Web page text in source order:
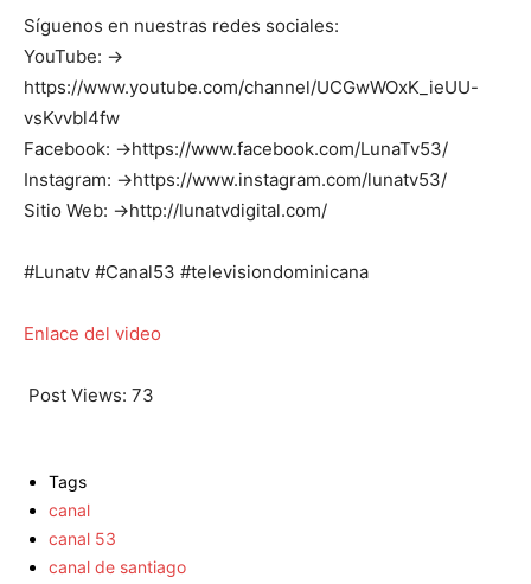
Síguenos en nuestras redes sociales:
YouTube: →
https://www.youtube.com/channel/UCGwWOxK_ieUU-
vsKvvbl4fw
Facebook: →https://www.facebook.com/LunaTv53/
Instagram: →https://www.instagram.com/lunatv53/
Sitio Web: →http://lunatvdigital.com/
#Lunatv #Canal53 #televisiondominicana
Enlace del video
Post Views: 73
Tags
canal
canal 53
canal de santiago